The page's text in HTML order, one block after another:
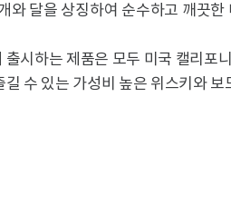
와 달을 상징하여 순수하고 깨끗한
출시하는 제품은 모두 미국 캘리포
길 수 있는 가성비 높은 위스키와